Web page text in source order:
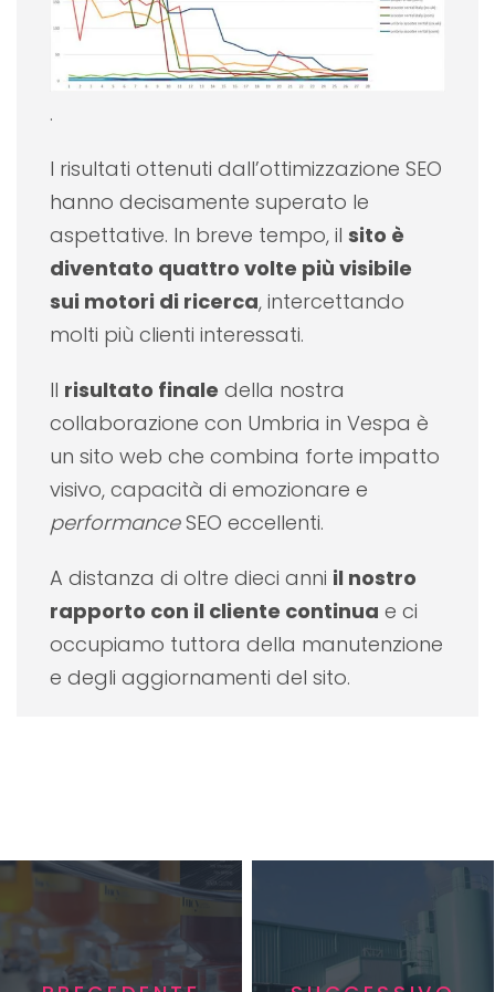
.
I risultati ottenuti dall’ottimizzazione SEO
hanno decisamente superato le
aspettative. In breve tempo, il sito è
diventato quattro volte più visibile
sui motori di ricerca, intercettando
molti più clienti interessati.
Il risultato finale della nostra
collaborazione con Umbria in Vespa è
un sito web che combina forte impatto
visivo, capacità di emozionare e
performanceSEO eccellenti.
A distanza di oltre dieci anni il nostro
rapporto con il cliente continua e ci
occupiamo tuttora della manutenzione
e degli aggiornamenti del sito.